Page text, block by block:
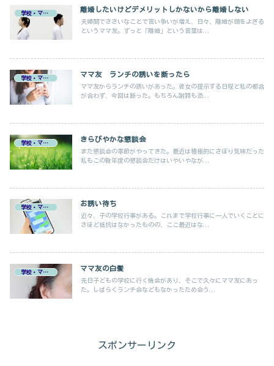
学校・ママ友
離婚したいけどデメリットしかないから離婚しない
夫婦間でささいなことで言い争いが増え、日々、離婚が頭をよぎる
というママ友。ずっと「離婚」という言葉は...
学校・ママ友
ママ友 ランチの誘いを断ったら
ママ友からランチの誘いがあった。彼女の提示する日程と私の都合
が合わず、今回は断った。もちろん謝罪も添...
学校・ママ友
きらびやかな懇談会
また懇談会の季節がやってきた。最近は積極的にさぼり気味だった
私もこの新年度の懇談会だけはいやいやなが...
学校・ママ友
お誘い待ち
近々、子の学校行事がある。これまで学校行事に一人でいくことに
さほど抵抗はなかったものの、ここ最近はな...
学校・ママ友
ママ友の白髪
先日子どもの学校に行く機会があり、そこで久々にママ友にあっ
た。しばらくランチ会などもなかったため会う...
スポンサーリンク